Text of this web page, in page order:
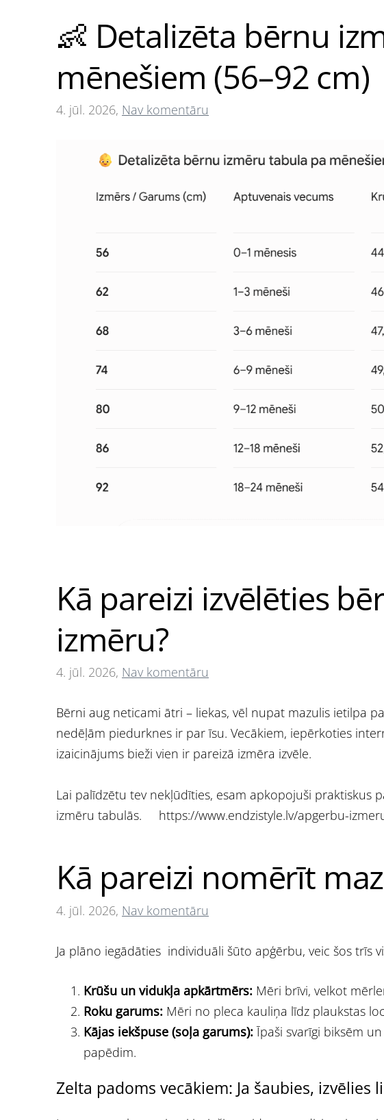
👶 Detalizēta bērnu
mēnešiem (56–92 cm)
4. jūl. 2026, Nav komentāru
Kā pareizi izvēlēties
izmēru?
4. jūl. 2026, Nav komentāru
Bērni aug neticami ātri – liekas, vēl nupat mazulis ietilpa
nedēļām piedurknes ir par īsu. Vecākiem, iepērkoties
izaicinājums bieži vien ir pareizā izmēra izvēle.
Lai palīdzētu tev nekļūdīties, esam apkopojuši praktiskus
izmēru tabulās. https://www.endzistyle.lv/apgerbu-
Kā pareizi nomērīt
4. jūl. 2026, Nav komentāru
Ja plāno iegādāties individuāli šūto apģērbu, veic šos trīs
Krūšu un vidukļa apkārtmērs: Mēri brīvi, velkot
Roku garums: Mēri no pleca kauliņa līdz plaukstas
Kājas iekšpuse (soļa garums):Īpaši svarīgi biksēm
papēdim.
Zelta padoms vecākiem: Ja šaubies, izvēlies